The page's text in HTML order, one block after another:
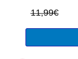
11,99€